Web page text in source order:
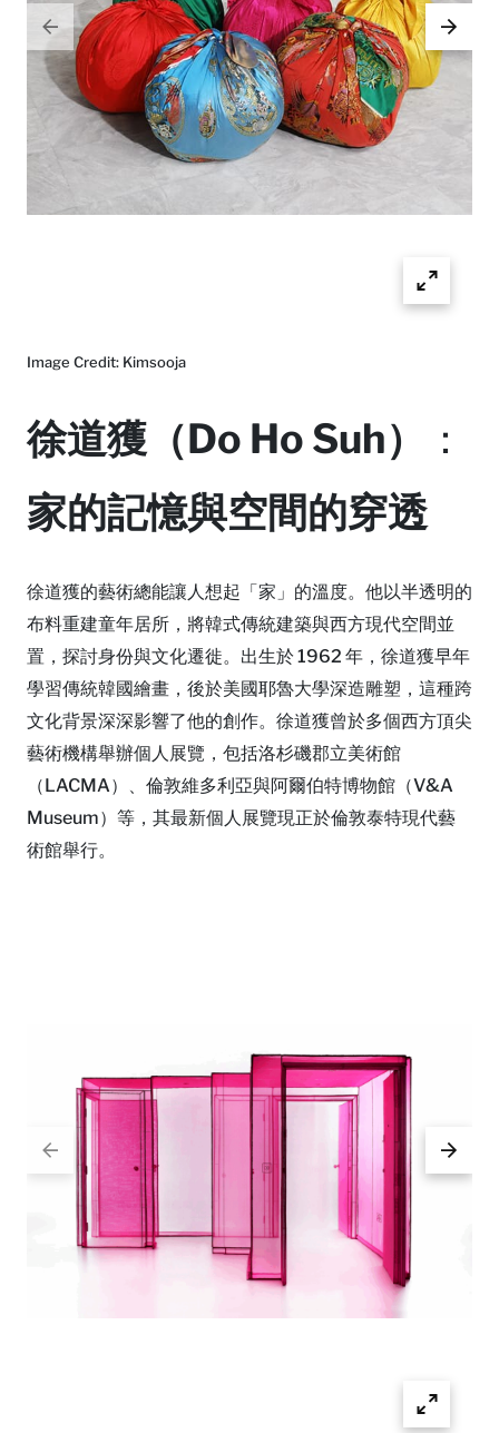
Image Credit: Kimsooja
徐道獲（Do Ho Suh）
：
家的記憶與空間的穿透
徐道獲的藝術總能讓人想起「家」的溫度。他以半透明的
布料重建童年居所，將韓式傳統建築與西方現代空間並
置，探討身份與文化遷徙。出生於 1962 年，徐道獲早年
學習傳統韓國繪畫，後於美國耶魯大學深造雕塑，這種跨
文化背景深深影響了他的創作。徐道獲曾於多個西方頂尖
藝術機構舉辦個人展覽，包括洛杉磯郡立美術館
（LACMA）、倫敦維多利亞與阿爾伯特博物館（V&A
Museum）等，其最新個人展覽現正於倫敦泰特現代藝
術館舉行。